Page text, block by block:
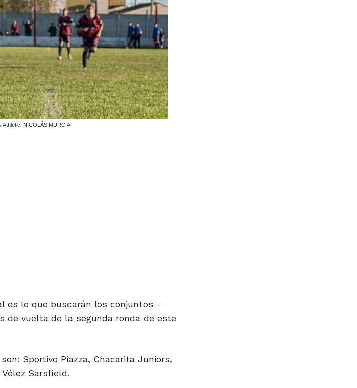
Athletic. NICOLÁS MURCIA
es lo que buscarán los conjuntos -
de vuelta de la segunda ronda de este
Sportivo Piazza, Chacarita Juniors,
Sarsfield.